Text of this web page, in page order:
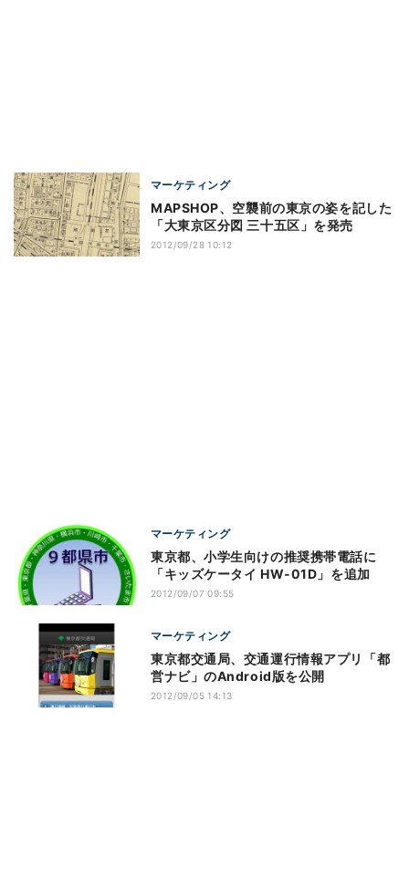
マーケティング
MAPSHOP、空襲前の東京の姿を記した
「大東京区分図 三十五区」を発売
2012/09/28 10:12
マーケティング
東京都、小学生向けの推奨携帯電話に
「キッズケータイ HW-01D」を追加
2012/09/07 09:55
マーケティング
東京都交通局、交通運行情報アプリ「都
営ナビ」のAndroid版を公開
2012/09/05 14:13